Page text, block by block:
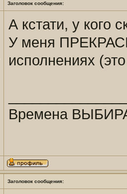
Заголовок сообщения:
А кстати, у кого
У меня
исполнениях
Времена
Заголовок сообщения: